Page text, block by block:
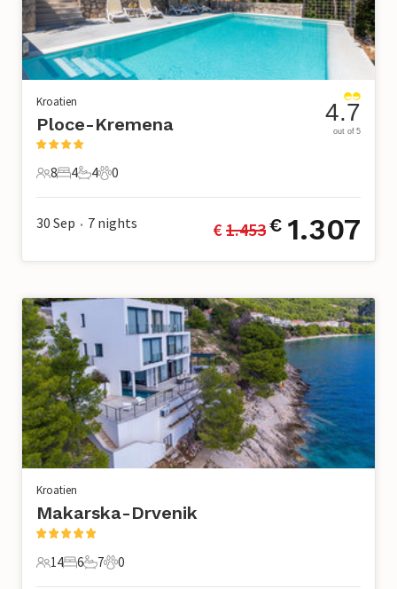
Kroatien
Ploce-Kremena
8 Gäste
8
4 Schlafzimmer
4
4 Badezimmer
4
0 Haustiere
0
4.7
out of 5
30 Sep • 7 nights € 1.453€ 1.307
Kroatien
Makarska-Drvenik
14 Gäste
14
6 Schlafzimmer
6
7 Badezimmer
7
0 Haustiere
0